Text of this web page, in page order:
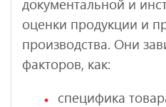
документальной и
оценки продукции и
производства. Они
факторов, как:
специфика